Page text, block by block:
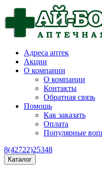
Адреса аптек
Акции
О компании
О компании
Контакты
Обратная связь
Помощь
Как заказать
Оплата
Популярные
8(42722)25348
Каталог